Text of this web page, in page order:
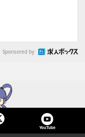
Sponsored by
YouTube